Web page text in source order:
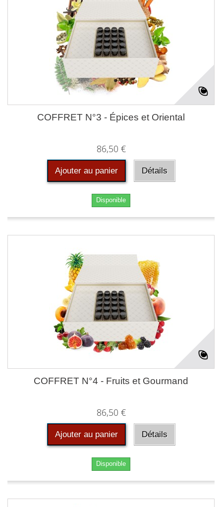
COFFRET N°3 - Épices et Oriental
86,50 €
Ajouter au panier Détails
Disponible
COFFRET N°4 - Fruits et Gourmand
86,50 €
Ajouter au panier Détails
Disponible